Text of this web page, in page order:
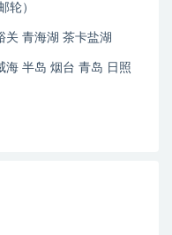
轮）
关 青海湖 茶卡盐湖
海 半岛 烟台 青岛 日照